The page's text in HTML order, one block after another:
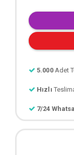
5.000 Adet
Hızlı
7/24